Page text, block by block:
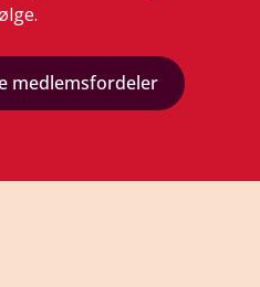
medlemsfordeler